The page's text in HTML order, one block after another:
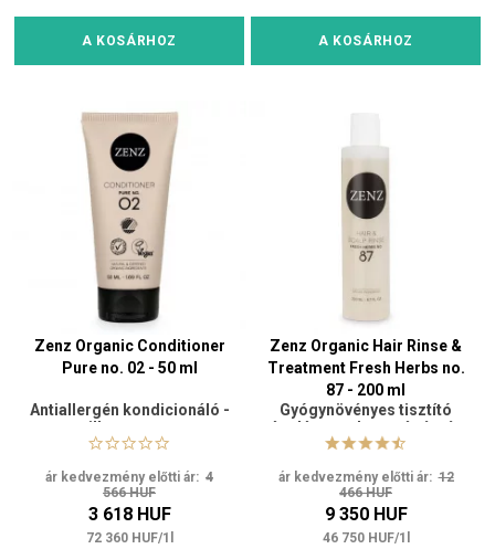
A KOSÁRHOZ A KOSÁRHOZ
Zenz Organic Conditioner
Pure no. 02 - 50 ml
Antiallergén kondicionáló -
illatmentes
ár kedvezmény előtti ár: 4
566 HUF
3 618 HUF
72 360 HUF/1
Zenz Organic Hair Rinse &
Treatment Fresh Herbs no.
87 - 200 ml
Gyógynövényes tisztító
ápolás rugalmasságért és
fényességért
ár kedvezmény előtti ár:12
466 HUF
9 350 HUF
46 750 HUF/1